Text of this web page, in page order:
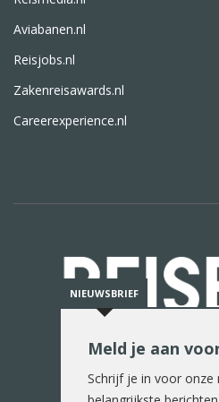
Aviabanen.nl
Reisjobs.nl
Zakenreisawards.nl
Careerexperience.nl
De reiswereld in
NIEUWSBRIEF
Meld je aan
Schrijf je in voor onze